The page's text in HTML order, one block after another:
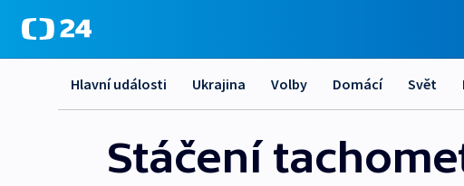
Hlavní události Ukrajina Volby Domácí Svět
Stáčení